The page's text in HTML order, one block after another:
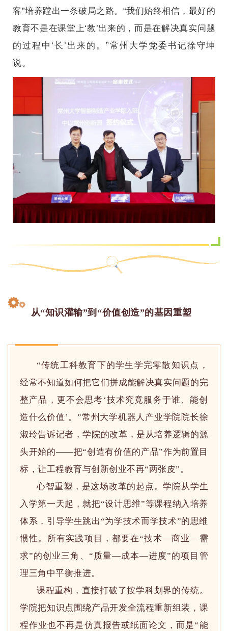
客”培养蹚出一条破局之路。“我们始终相信，最好的
教育不是在课堂上‘教’出来的，而是在解决真实问题
的过程中‘长’出来的。”常州大学党委书记徐守坤
说。
从“知识灌输”到“价值创造”的基因重塑
“传统工科教育下的学生学完零散知识点，
经常不知道如何把它们拼成能解决真实问题的完
整产品，更不会思考‘技术究竟服务于谁、能创
造什么价值’。”常州大学机器人产业学院院长徐
淑玲告诉记者，学院的改革，是从培养逻辑的源
头开始的——把“创造有价值的产品”作为前置目
标，让工程教育与创新创业不再“两张皮”。
心智重塑，是这场改革的起点。学院从学生
入学第一天起，就把“设计思维”等课程纳入培养
体系，引导学生跳出“为学技术而学技术”的思维
惯性。所有实践项目，都要在“技术—商业—需
求”的创业三角、“质量—成本—进度”的项目管
理三角中平衡推进。
课程重构，直接打破了按学科划界的传统。
学院把知识点围绕产品开发全流程重新组装，课
程作业也不再是仿真报告或纸面论文，而是“能